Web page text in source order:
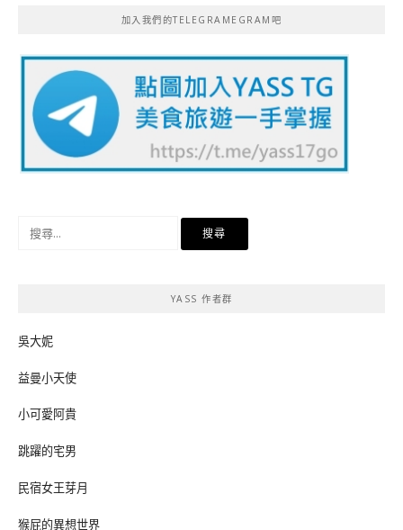
加入我們的TELEGRAMEGRAM吧
YASS 作者群
吳大妮
益曼小天使
小可愛阿貴
跳躍的宅男
民宿女王芽月
猴屁的異想世界